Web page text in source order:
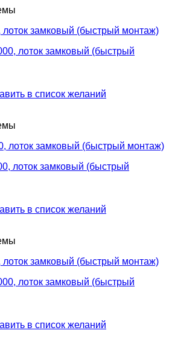
лоток замковый (быстрый монтаж)
в список желаний
лоток замковый (быстрый монтаж)
в список желаний
лоток замковый (быстрый монтаж)
в список желаний